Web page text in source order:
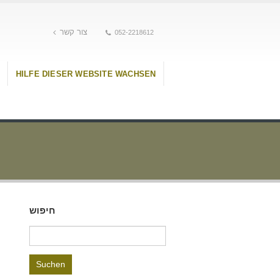
צור קשר 052-2218612
HILFE DIESER WEBSITE WACHSEN
חיפוש
nach: